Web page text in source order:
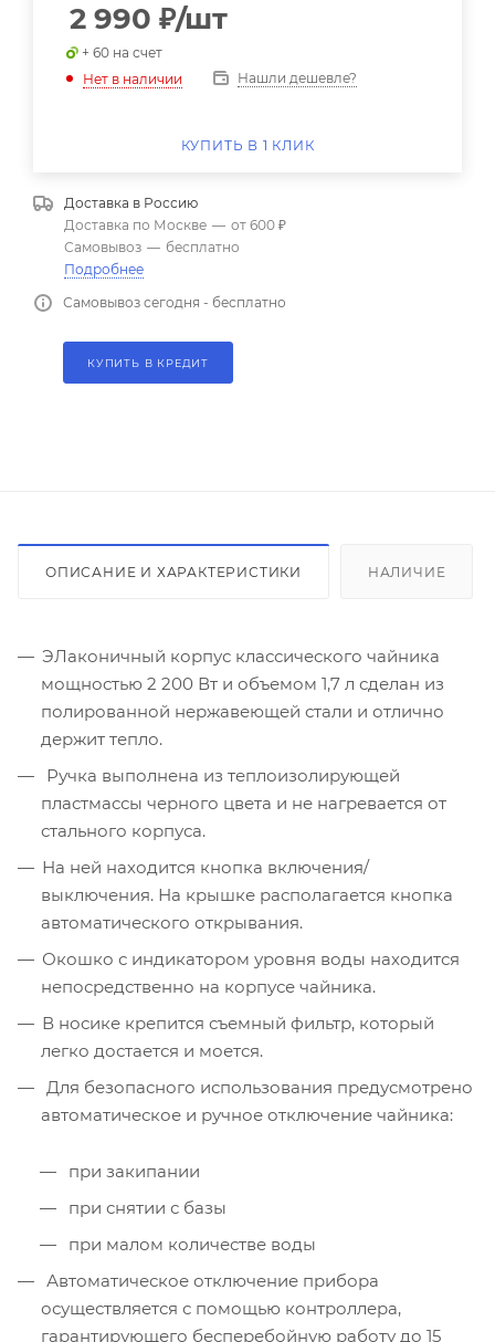
2 990 ₽/шт
+ 60 на счет
Нет в наличии
Нашли дешевле?
КУПИТЬ В 1 КЛИК
Доставка в Россию
Доставка по Москве — от 600 ₽
Самовывоз — бесплатно
Подробнее
Самовывоз сегодня - бесплатно
КУПИТЬ В КРЕДИТ
ОПИСАНИЕ И ХАРАКТЕРИСТИКИ НАЛИЧИЕ
ЭЛаконичный корпус классического чайника
мощностью 2 200 Вт и объемом 1,7 л сделан из
полированной нержавеющей стали и отлично
держит тепло.
Ручка выполнена из теплоизолирующей
пластмассы черного цвета и не нагревается от
стального корпуса.
На ней находится кнопка включения/
выключения. На крышке располагается кнопка
автоматического открывания.
Окошко с индикатором уровня воды находится
непосредственно на корпусе чайника.
В носике крепится съемный фильтр, который
легко достается и моется.
Для безопасного использования предусмотрено
автоматическое и ручное отключение чайника:
при закипании
при снятии с базы
при малом количестве воды
Автоматическое отключение прибора
осуществляется с помощью контроллера,
гарантирующего бесперебойную работу до 15